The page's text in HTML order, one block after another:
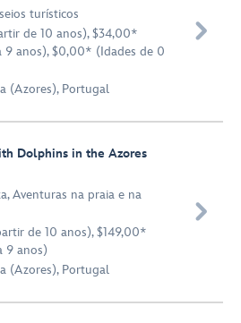
turísticos
de 10 anos), $34,00*
9 anos), $0,00* (Idades de 0
(Azores), Portugal

Dolphins in the Azores
,Aventuras na praia e na
de 10 anos), $149,00*
9 anos)
(Azores), Portugal
